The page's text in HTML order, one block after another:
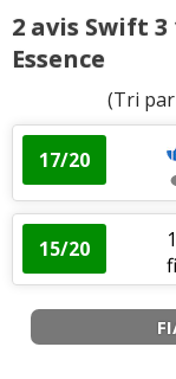
17/20
15/20
16/20
Service après
2 avis Swift 3
Essence
(Tri
17/20
15/20